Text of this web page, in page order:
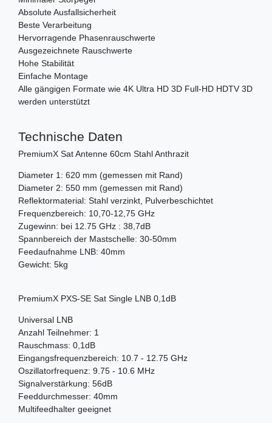
Absolute Ausfallsicherheit
Beste Verarbeitung
Hervorragende Phasenrauschwerte
Ausgezeichnete Rauschwerte
Hohe Stabilität
Einfache Montage
Alle gängigen Formate wie 4K Ultra HD 3D Full-HD HDTV 3D
werden unterstützt
Technische Daten
PremiumX Sat Antenne 60cm Stahl Anthrazit
Diameter 1: 620 mm (gemessen mit Rand)
Diameter 2: 550 mm (gemessen mit Rand)
Reflektormaterial: Stahl verzinkt, Pulverbeschichtet
Frequenzbereich: 10,70-12,75 GHz
Zugewinn: bei 12.75 GHz : 38,7dB
Spannbereich der Mastschelle: 30-50mm
Feedaufnahme LNB: 40mm
Gewicht: 5kg
PremiumX PXS-SE Sat Single LNB 0,1dB
Universal LNB
Anzahl Teilnehmer: 1
Rauschmass: 0,1dB
Eingangsfrequenzbereich: 10.7 - 12.75 GHz
Oszillatorfrequenz: 9.75 - 10.6 MHz
Signalverstärkung: 56dB
Feeddurchmesser: 40mm
Multifeedhalter geeignet